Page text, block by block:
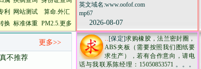
利 网站测试 算命.外汇
换 标准体重 PM2.5.更多
更多>>
不推荐
英文域名:www.oofof.com
mp67
2026-08-07
..[保定]求购橡胶，法兰密封圈，
ABS夹板（需要按照我们图纸要
求生产），若有合作意向，请电
话与我联系陈经理：15050853571 。。。